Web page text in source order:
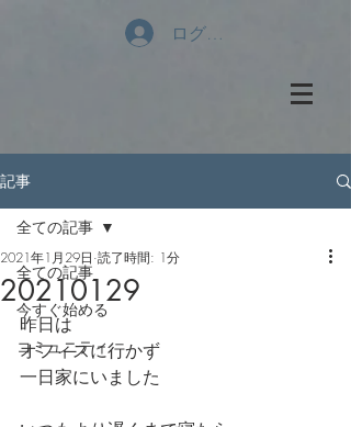
ログイン
記事
全ての記事
今すぐ始める
コミュニティ
全ての記事
20210129
2021年1月29日 読了時間: 1分
昨日は
オフィスに行かず
一日家にいました